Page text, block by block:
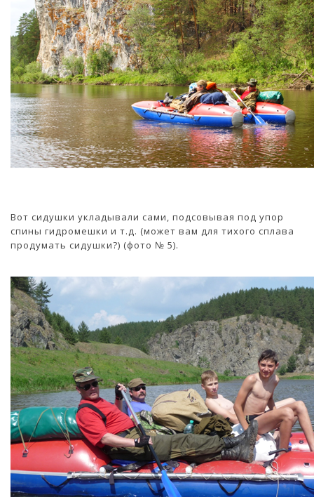
Вот сидушки укладывали сами, подсовывая под упор
спины гидромешки и т.д. (может вам для тихого сплава
продумать сидушки?) (фото № 5).